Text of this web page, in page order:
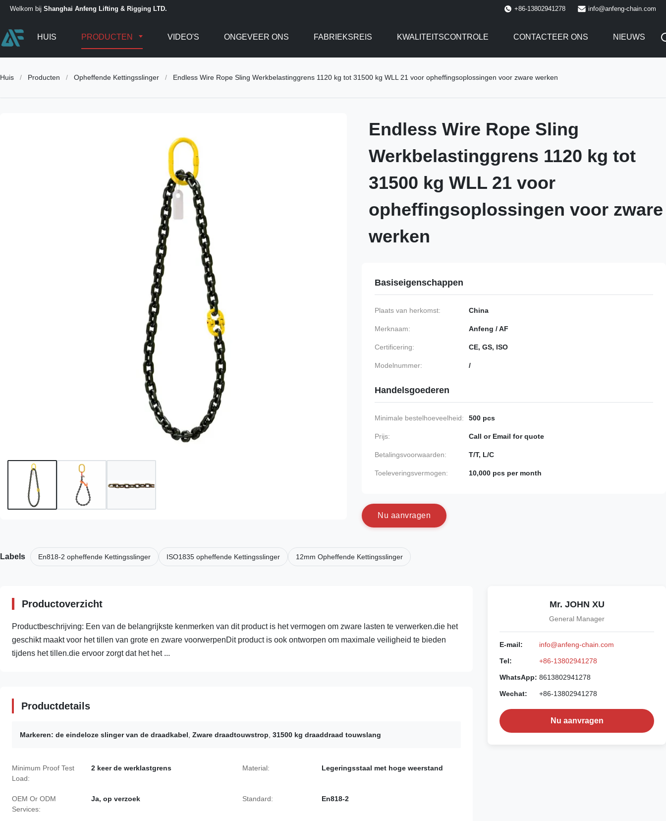
Welkom bij Shanghai Anfeng Lifting & Rigging LTD. +86-13802941278 info@anfeng-chain.com
HUIS PRODUCTEN VIDEO'S ONGEVEER ONS FABRIEKSREIS KWALITEITSCONTROLE CONTACTEER ONS NIEUWS
Huis / Producten / Opheffende Kettingsslinger / Endless Wire Rope Sling Werkbelastinggrens 1120 kg tot 31500 kg WLL 21 voor opheffingsoplossingen voor zware werken
Endless Wire Rope Sling
Werkbelastinggrens 1120 kg tot
31500 kg WLL 21 voor
opheffingsoplossingen voor zware
werken
Basiseigenschappen
Plaats van herkomst: China
Merknaam: Anfeng / AF
Certificering: CE, GS, ISO
Modelnummer: /
Handelsgoederen
Minimale bestelhoeveelheid: 500 pcs
Prijs: Call or Email for quote
Betalingsvoorwaarden: T/T, L/C
Toeleveringsvermogen: 10,000 pcs per month
N u aanvragen
Labels En818-2 opheffende Kettingsslinger ISO1835 opheffende Kettingsslinger 12mm Opheffende Kettingsslinger
Productoverzicht
Productbeschrijving: Een van de belangrijkste kenmerken van dit product is het vermogen om zware lasten te verwerken.die het
geschikt maakt voor het tillen van grote en zware voorwerpenDit product is ook ontworpen om maximale veiligheid te bieden
tijdens het tillen.die ervoor zorgt dat het het ...
Productdetails
Markeren: de eindeloze slinger van de draadkabel Zware draadtouwstrop 31500 kg draaddraad touwslang
Minimum Proof Test
Load:
2 keer de werklastgrens Material: Legeringsstaal met hoge weerstand
OEM Or ODM
Services:
Ja, op verzoek Standard: En818-2
Mr. JOHN XU
General Manager
E-mail: info@anfeng-chain.com
Tel: +86-13802941278
WhatsApp: 8613802941278
Wechat: +86-13802941278
Nu aanvragen